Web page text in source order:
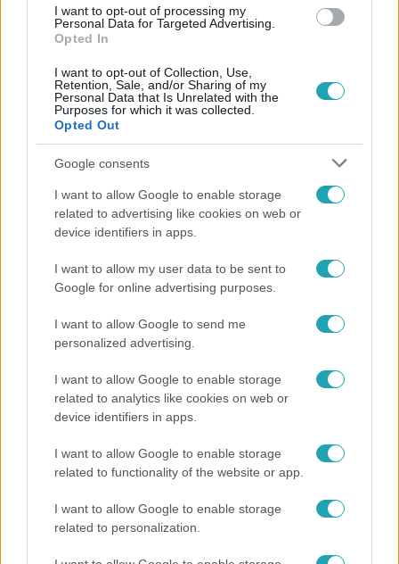
I want to opt-out of processing my
Personal Data for Targeted Advertising.
Opted In
I want to opt-out of Collection, Use,
Retention, Sale, and/or Sharing of my
Personal Data that Is Unrelated with the
Purposes for which it was collected.
Opted Out
Google consents
I want to allow Google to enable storage
related to advertising like cookies on web or
device identifiers in apps.
I want to allow my user data to be sent to
Google for online advertising purposes.
I want to allow Google to send me
personalized advertising.
I want to allow Google to enable storage
related to analytics like cookies on web or
device identifiers in apps.
I want to allow Google to enable storage
related to functionality of the website or app.
I want to allow Google to enable storage
related to personalization.
Rubint Réka: A mai napig nem jött vissza a 100%-
os tüdőkapacitásom